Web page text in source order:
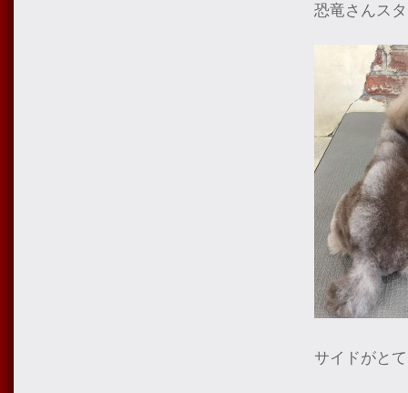
恐竜さんス
サイドがと